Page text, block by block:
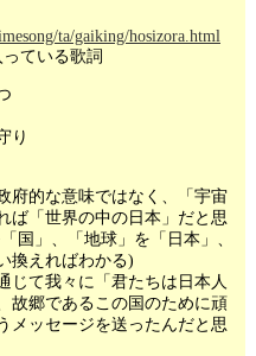
ta/gaiking/hosizora.html
ている歌詞
り
府的な意味ではなく、「宇宙
ば「世界の中の日本」だと思
国」、「地球」を「日本」、
換えればわかる)
じて我々に「君たちは日本人
故郷であるこの国のために頑
メッセージを送ったんだと思